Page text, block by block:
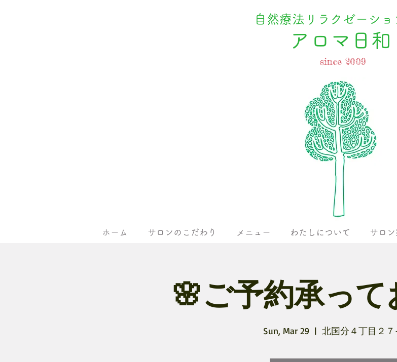
自然療法リラクゼーショ
​アロマ日和
since 2009
ホーム サロンのこだわり メニュー わたしについて サロン
🌸ご予約承っ
Sun, Mar 29
  |
北国分４丁目２７